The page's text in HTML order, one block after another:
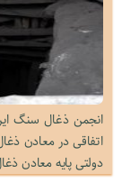
انجمن ذغال سنگ
دولتی پایه معادن